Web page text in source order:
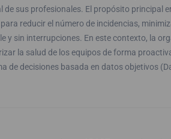
sus profesionales. El propósito principal
reducir el número de incidencias,
y sin interrupciones. En este contexto, la
la salud de los equipos de forma
de decisiones basada en datos objetivos